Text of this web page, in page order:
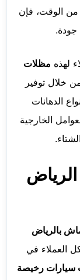
من الوقت، فإن
جودة.
لهذه مظلات
خلال توفير
الدهانات
الخارجية
بالرياض
العملاء في
سيارات رخيصة